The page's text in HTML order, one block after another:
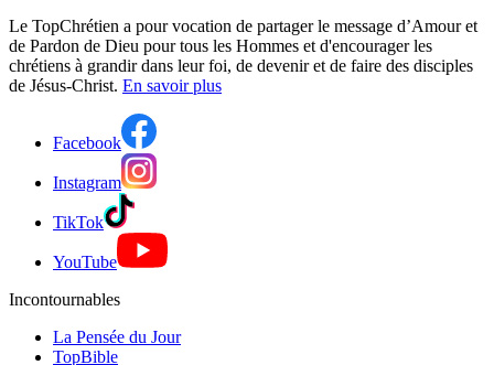
Le TopChrétien a pour vocation de partager le message d’Amour et
de Pardon de Dieu pour tous les Hommes et d'encourager les
chrétiens à grandir dans leur foi, de devenir et de faire des disciples
de Jésus-Christ. En savoir plus
Facebook
Instagram
TikTok
YouTube
Incontournables
La Pensée du Jour
TopBible